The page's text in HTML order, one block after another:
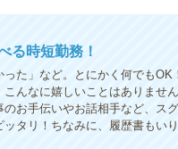
る時短勤務！
た」など。とにかく何でもOK
んなに嬉しいことはありませ
お手伝いやお話相手など、ス
タリ！ちなみに、履歴書もい